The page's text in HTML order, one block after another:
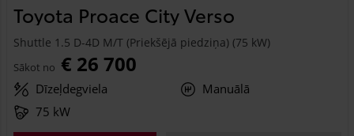
Toyota Proace City Verso
Shuttle 1.5 D-4D M/T (Priekšējā piedziņa) (75 kW)
Sākot no € 26 700
Dīzeļdegviela
Manuālā
75 kW